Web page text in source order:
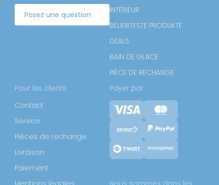
Posez une question
INTÉRIEUR
BELIEBTESTE PRODUKTE
DEALS
BAIN DE GLACE
PIÈCE DE RECHANGE
Pour les clients
Contact
Service
Pièces de rechange
Livraison
Paiement
Payer par